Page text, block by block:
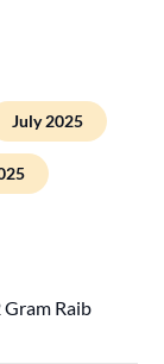
July 2025
Raib